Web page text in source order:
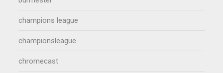
champions league
championsleague
chromecast